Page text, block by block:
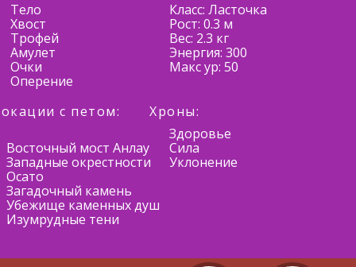
Класс: Ласточка
Рост: 0.3 м
Вес: 2.3 кг
Энергия: 300
Макс ур: 50
Тело
Хвост
Трофей
Амулет
Очки
Оперение
Хроны:
Здоровье
Сила
Уклонение
с петом:
Восточный мост Анлау
Западные окрестности
Осато
Загадочный камень
Убежище каменных душ
Изумрудные тени